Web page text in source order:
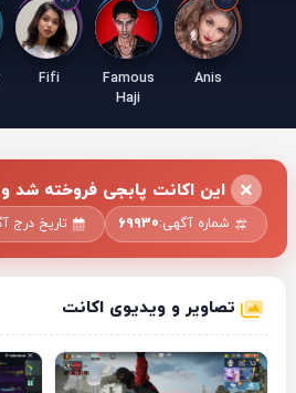
Anis
Famous
Haji
Fifi
این اکانت پابجی فروخته شد و
شماره آگهی:69930 تاریخ درج
تصاویر و ویدیوی اکانت